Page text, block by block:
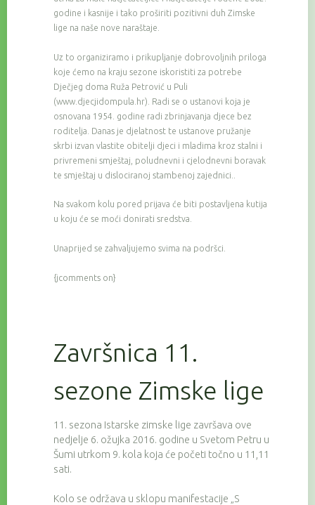
godine i kasnije i tako proširiti pozitivni duh Zimske
lige na naše nove naraštaje.
Uz to organiziramo i prikupljanje dobrovoljnih priloga
koje ćemo na kraju sezone iskoristiti za potrebe
Dječjeg doma Ruža Petrović u Puli
(www.djecjidompula.hr). Radi se o ustanovi koja je
osnovana 1954. godine radi zbrinjavanja djece bez
roditelja. Danas je djelatnost te ustanove pružanje
skrbi izvan vlastite obitelji djeci i mladima kroz stalni i
privremeni smještaj, poludnevni i cjelodnevni boravak
te smještaj u dislociranoj stambenoj zajednici..
Na svakom kolu pored prijava će biti postavljena kutija
u koju će se moći donirati sredstva.
Unaprijed se zahvaljujemo svima na podršci.
{jcomments on}
Završnica 11.
sezone Zimske lige
11. sezona Istarske zimske lige završava ove
nedjelje 6. ožujka 2016. godine u Svetom Petru u
Šumi utrkom 9. kola koja će početi točno u 11,11
sati.
Kolo se održava u sklopu manifestacije „S